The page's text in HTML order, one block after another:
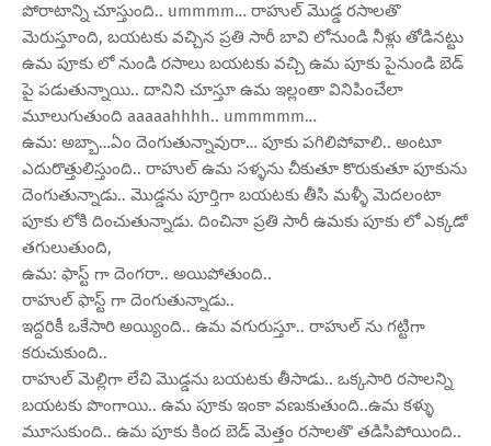
పోరాటాన్ని చూస్తుంది.. ummmm… రాహుల్ మొడ్డ రసాలతొ
మెరుస్తూంది, బయటకు వచ్చిన ప్రతి సారీ బావి లోనుండి నీళ్లు తోడినట్టు
ఉమ పూకు లో నుండి రసాలు బయటకు వచ్చి ఉమ పూకు పైనుండి బెడ్
పై పడుతున్నాయి.. దానిని చూస్తూ ఉమ ఇల్లంతా వినిపించేలా
మూలుగుతుంది aaaaahhhh.. ummmmm…
ఉమ: అబ్బా…ఏం దెంగుతున్నావురా… పూకు పగిలిపోవాలి.. అంటూ
ఎదురొత్తులిస్తుంది.. రాహుల్ ఉమ సళ్ళను చీకుతూ కొరుకుతూ పూకును
దెంగుతున్నాడు.. మొడ్డను పూర్తిగా బయటకు తీసి మళ్ళీ మెదలంటా
పూకు లోకి దించుతున్నాడు. దించినా ప్రతి సారీ ఉమకు పూకు లో ఎక్కడో
తగులుతుంది,
ఉమ: ఫాస్ట్ గా దెంగరా.. అయిపోతుంది..
రాహుల్ ఫాస్ట్ గా దెంగుతున్నాడు..
ఇద్దరికీ ఒకేసారి అయ్యింది.. ఉమ వగురుస్తూ.. రాహుల్ ను గట్టిగా
కరుచుకుంది..
రాహుల్ మెల్లిగా లేచి మొడ్డను బయటకు తీసాడు.. ఒక్కసారి రసాలన్ని
బయటకు పొంగాయి.. ఉమ పూకు ఇంకా వణుకుతుంది..ఉమ కళ్ళు
మూసుకుంది.. ఉమ పూకు కింద బెడ్ మెత్తం రసాలతొ తడిసిపోయింది..